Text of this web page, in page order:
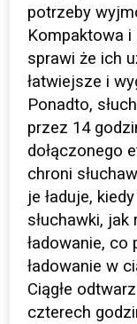
potrzeby
Kompaktowa i
sprawi że ich
łatwiejsze i
Ponadto,
przez 14
dołączonego
chroni
je ładuje,
słuchawki, jak
ładowanie, co
ładowanie w
Ciągłe
czterech